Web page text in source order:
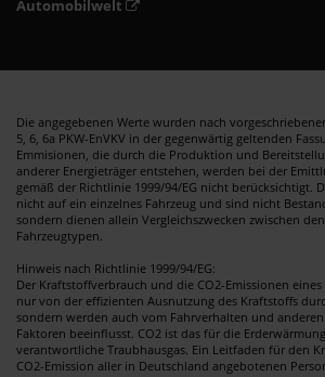
Automobilwelt
Die angegebenen Werte wurden nach
5, 6, 6a PKW-EnVKV in der gegenwärtig geltenden
Emmisionen, die durch die Produktion und
anderer Energieträger entstehen, werden bei der
gemäß der Richtlinie 1999/94/EG nicht berücksichtigt.
nicht auf ein einzelnes Fahrzeug und sind nicht
sondern dienen allein Vergleichszwecken zwischen
Fahrzeugtypen.
Hinweis nach Richtlinie 1999/94/EG:
Der Kraftstoffverbrauch und die CO2-Emissionen
nur von der effizienten Ausnutzung des Kraftstoffs
sondern werden auch vom Fahrverhalten und
Faktoren beeinflusst. CO2 ist das für die
verantwortliche Traubhausgas. Ein Leitfaden für den
CO2-Emission aller in Deutschland angebotenen